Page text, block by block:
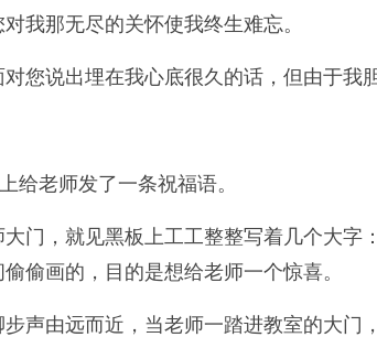
我那无尽的关怀使我终生难忘。
您说出埋在我心底很久的话，但由于我
给老师发了一条祝福语。
门，就见黑板上工工整整写着几个大
偷画的，目的是想给老师一个惊喜。
声由远而近，当老师一踏进教室的大